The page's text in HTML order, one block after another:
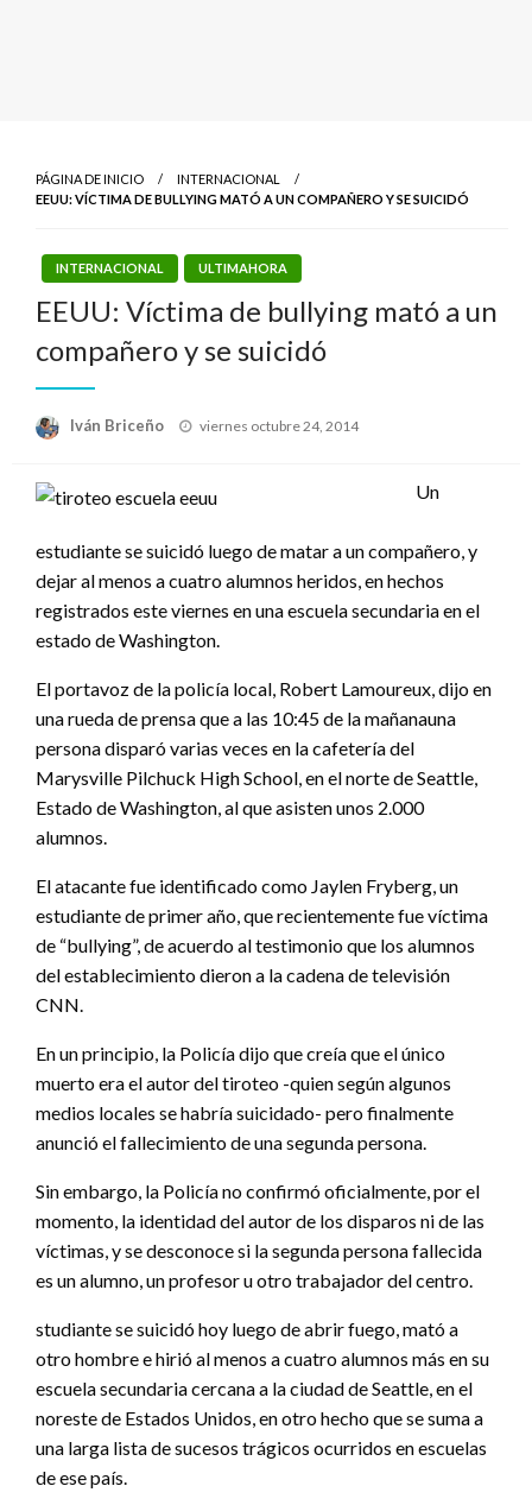
PÁGINA DE INICIO
INTERNACIONAL
EEUU: VÍCTIMA DE BULLYING MATÓ A UN COMPAÑERO Y SE SUICIDÓ
INTERNACIONAL ULTIMAHORA
EEUU: Víctima de bullying mató a un
compañero y se suicidó
Iván Briceño
Publicado
viernes octubre 24, 2014
Un
estudiante se suicidó luego de matar a un compañero, y
dejar al menos a cuatro alumnos heridos, en hechos
registrados este viernes en una escuela secundaria en el
estado de Washington.
El portavoz de la policía local, Robert Lamoureux, dijo en
una rueda de prensa que a las 10:45 de la mañanauna
persona disparó varias veces en la cafetería del
Marysville Pilchuck High School, en el norte de Seattle,
Estado de Washington, al que asisten unos 2.000
alumnos.
El atacante fue identificado como Jaylen Fryberg, un
estudiante de primer año, que recientemente fue víctima
de “bullying”, de acuerdo al testimonio que los alumnos
del establecimiento dieron a la cadena de televisión
CNN.
En un principio, la Policía dijo que creía que el único
muerto era el autor del tiroteo -quien según algunos
medios locales se habría suicidado- pero finalmente
anunció el fallecimiento de una segunda persona.
Sin embargo, la Policía no confirmó oficialmente, por el
momento, la identidad del autor de los disparos ni de las
víctimas, y se desconoce si la segunda persona fallecida
es un alumno, un profesor u otro trabajador del centro.
studiante se suicidó hoy luego de abrir fuego, mató a
otro hombre e hirió al menos a cuatro alumnos más en su
escuela secundaria cercana a la ciudad de Seattle, en el
noreste de Estados Unidos, en otro hecho que se suma a
una larga lista de sucesos trágicos ocurridos en escuelas
de ese país.